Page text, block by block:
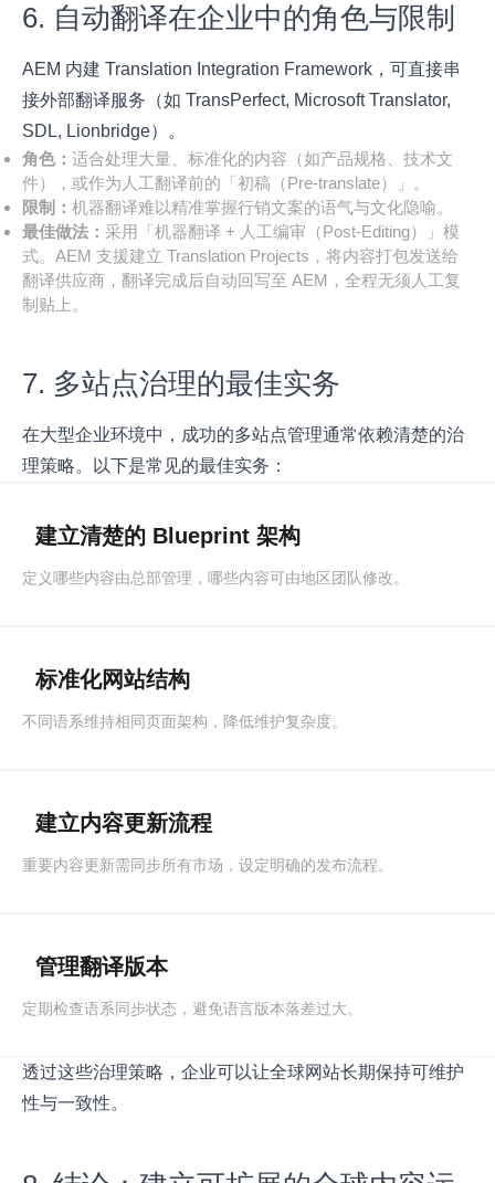
6. 自动翻译在企业中的角色与限制
AEM 内建 Translation Integration Framework，可直接串
接外部翻译服务（如 TransPerfect, Microsoft Translator,
SDL, Lionbridge）。
角色：适合处理大量、标准化的内容（如产品规格、技术文
件），或作为人工翻译前的「初稿（Pre-translate）」。
限制：机器翻译难以精准掌握行销文案的语气与文化隐喻。
最佳做法：采用「机器翻译 + 人工编审（Post-Editing）」模
式。AEM 支援建立 Translation Projects，将内容打包发送给
翻译供应商，翻译完成后自动回写至 AEM，全程无须人工复
制贴上。
7. 多站点治理的最佳实务
在大型企业环境中，成功的多站点管理通常依赖清楚的治
理策略。以下是常见的最佳实务：
建立清楚的 Blueprint 架构
定义哪些内容由总部管理，哪些内容可由地区团队修改。
标准化网站结构
不同语系维持相同页面架构，降低维护复杂度。
建立内容更新流程
重要内容更新需同步所有市场，设定明确的发布流程。
管理翻译版本
定期检查语系同步状态，避免语言版本落差过大。
透过这些治理策略，企业可以让全球网站长期保持可维护
性与一致性。